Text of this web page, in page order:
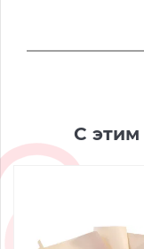
С этим